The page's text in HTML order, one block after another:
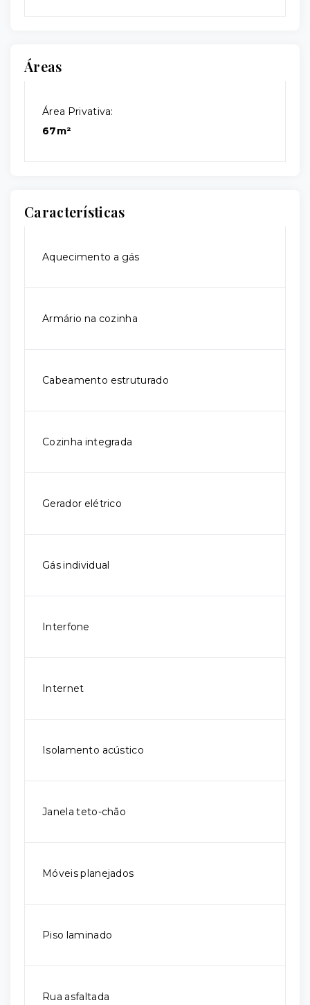
Áreas
Área Privativa:
67m²
Características
Aquecimento a gás
Armário na cozinha
Cabeamento estruturado
Cozinha integrada
Gerador elétrico
Gás individual
Interfone
Internet
Isolamento acústico
Janela teto-chão
Móveis planejados
Piso laminado
Rua asfaltada